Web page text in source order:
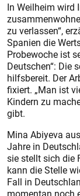
In Weilheim wird
zu verlassen“,
Spanien die
Probewoche ist
Deutschen“: Die
hilfsbereit. Der
fixiert. „Man ist
Kindern zu
gibt.
Mina Abiyeva
Jahre in
sie stellt sich die
kann die Stelle
Fall in